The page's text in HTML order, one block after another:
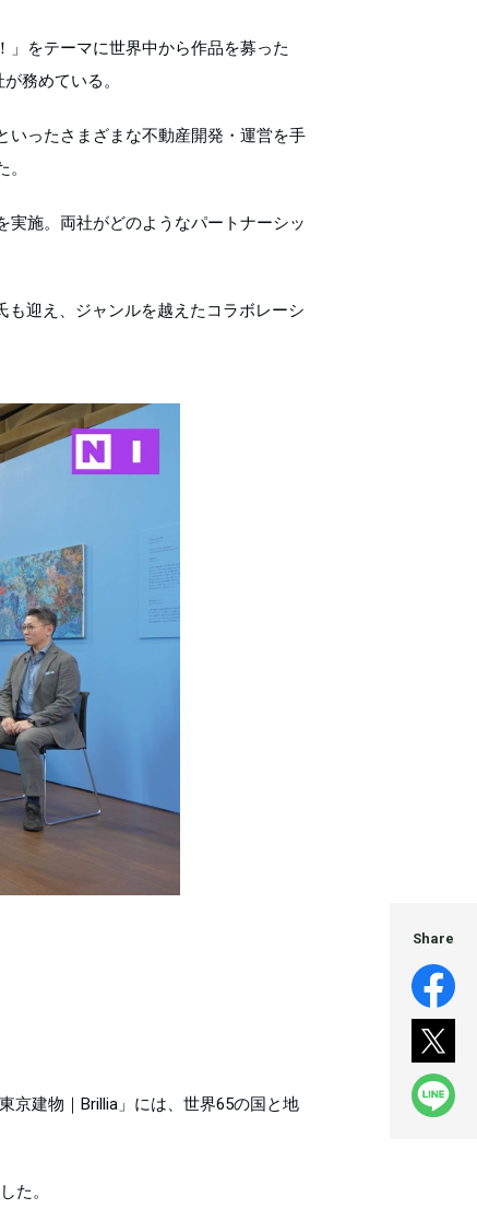
をテーマに世界中から作品を募った
務めている。
いったさまざまな不動産開発・運営を手
施。両社がどのようなパートナーシッ
迎え、ジャンルを越えたコラボレーシ
京建物｜Brillia」には、世界65の国と地
た。
Share